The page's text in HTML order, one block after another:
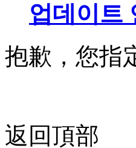
업데이트
抱歉，您指
返回頂部